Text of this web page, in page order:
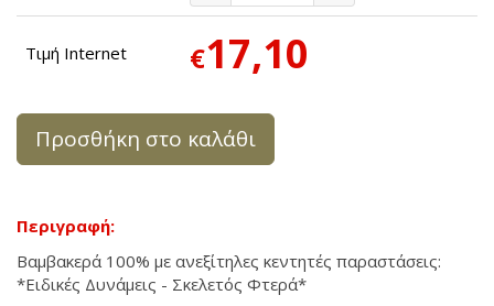
Τιμή Internet €17,10
Προσθήκη στο καλάθι
Περιγραφή:
Βαμβακερά 100% με ανεξίτηλες κεντητές παραστάσεις:
*Ειδικές Δυνάμεις - Σκελετός Φτερά*